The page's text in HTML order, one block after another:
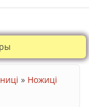
» Ножиці